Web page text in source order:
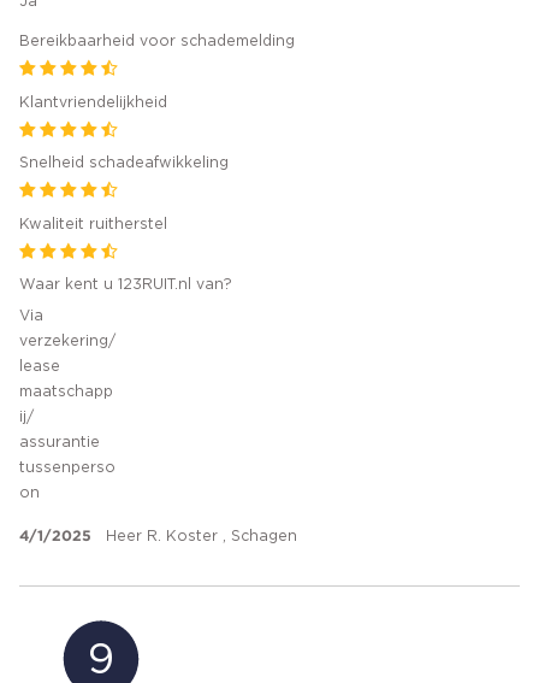
Bereikbaarheid voor schademelding
Klantvriendelijkheid
Snelheid schadeafwikkeling
Kwaliteit ruitherstel
Waar kent u 123RUIT.nl van?
Via
verzekering/
lease
maatschapp
ij/
assurantie
tussenperso
on
4/1/2025 Heer R. Koster , Schagen
9